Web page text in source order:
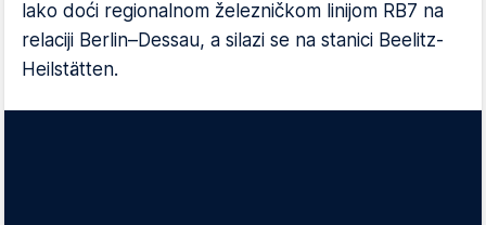
lako doći regionalnom železničkom linijom RB7 na
relaciji Berlin–Dessau, a silazi se na stanici Beelitz-
Heilstätten.